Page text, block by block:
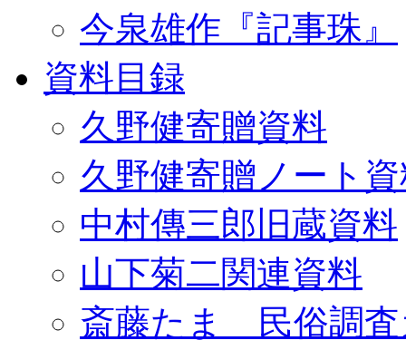
今泉雄作『記事珠』
資料目録
久野健寄贈資料
久野健寄贈ノート
中村傳三郎旧蔵資料
山下菊二関連資料
斎藤たま 民俗調査